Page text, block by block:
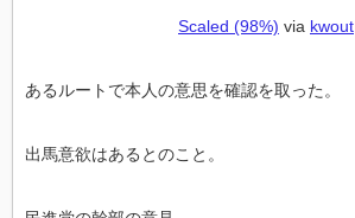
Scaled (98%) via kwout
あるルートで本人の意思を確認を取った。
出馬意欲はあるとのこと。